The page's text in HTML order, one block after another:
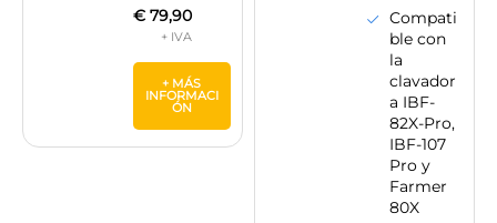
€79,90
+ MÁS
INFORMACI
ÓN
Compati
ble con
la
clavador
a IBF-
82X-Pro,
IBF-107
Pro y
Farmer
80X